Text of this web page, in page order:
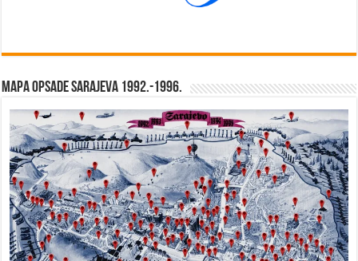
Mapa opsade Sarajeva 1992.-1996.